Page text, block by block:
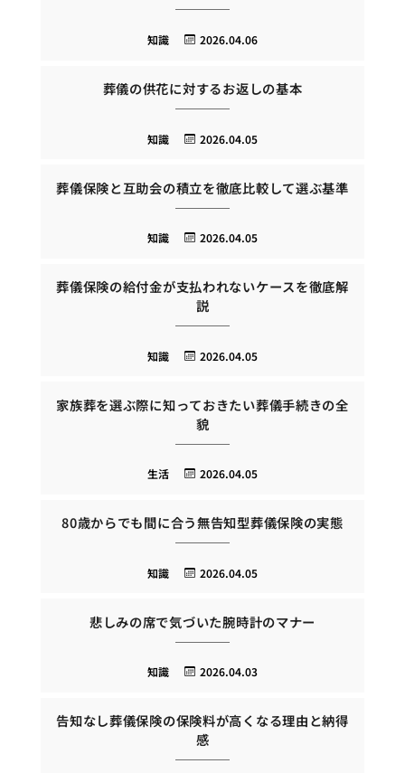
2026.04.06
知識
葬儀の供花に対するお返しの基本
2026.04.05
知識
葬儀保険と互助会の積立を徹底比較して選ぶ基準
2026.04.05
知識
葬儀保険の給付金が支払われないケースを徹底解
説
2026.04.05
知識
家族葬を選ぶ際に知っておきたい葬儀手続きの全
貌
2026.04.05
生活
80歳からでも間に合う無告知型葬儀保険の実態
2026.04.05
知識
悲しみの席で気づいた腕時計のマナー
2026.04.03
知識
告知なし葬儀保険の保険料が高くなる理由と納得
感